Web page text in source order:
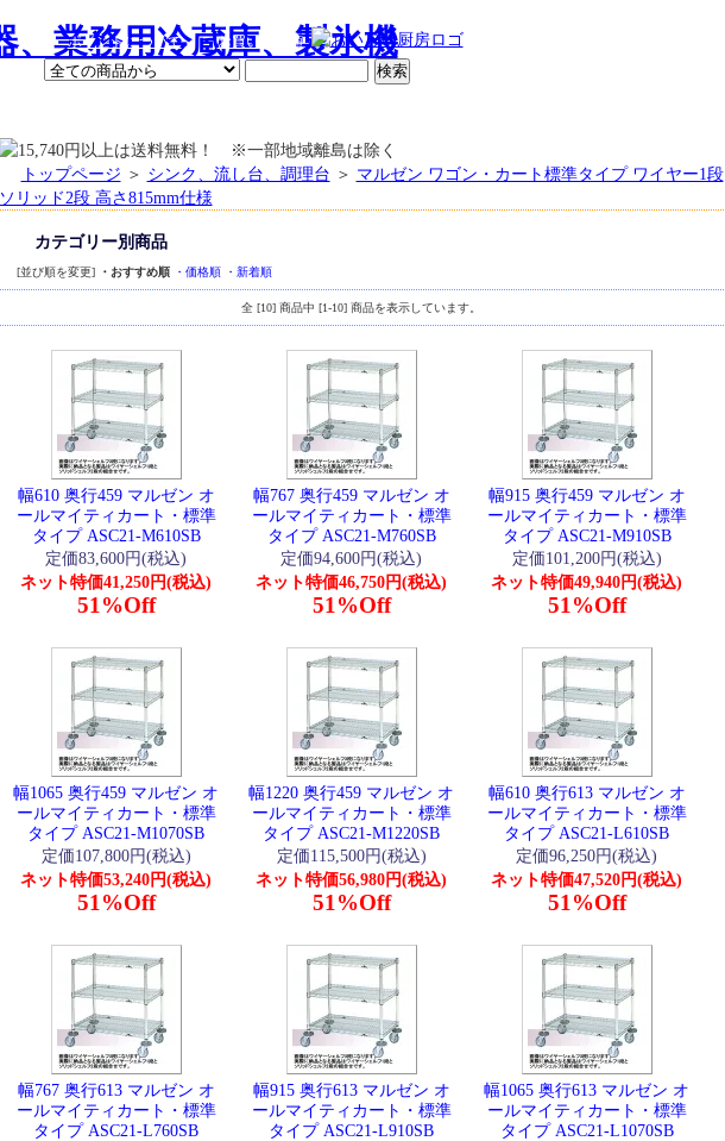
ポイントについて お買い物手順
トップページ ＞ シンク、流し台、調理台 ＞ マルゼン ワゴン・カート標準タイプ ワイヤー1段
ソリッド2段 高さ815mm仕様
カテゴリー別商品
[並び順を変更] ・おすすめ順 ・価格順 ・新着順
全 [10] 商品中 [1-10] 商品を表示しています。
幅610 奥行459 マルゼン オ
ールマイティカート・標準
タイプ ASC21-M610SB
定価83,600円(税込)
ネット特価41,250円(税込)
51%Off
幅767 奥行459 マルゼン オ
ールマイティカート・標準
タイプ ASC21-M760SB
定価94,600円(税込)
ネット特価46,750円(税込)
51%Off
幅915 奥行459 マルゼン オ
ールマイティカート・標準
タイプ ASC21-M910SB
定価101,200円(税込)
ネット特価49,940円(税込)
51%Off
幅1065 奥行459 マルゼン オ
ールマイティカート・標準
タイプ ASC21-M1070SB
定価107,800円(税込)
ネット特価53,240円(税込)
51%Off
幅1220 奥行459 マルゼン オ
ールマイティカート・標準
タイプ ASC21-M1220SB
定価115,500円(税込)
ネット特価56,980円(税込)
51%Off
幅610 奥行613 マルゼン オ
ールマイティカート・標準
タイプ ASC21-L610SB
定価96,250円(税込)
ネット特価47,520円(税込)
51%Off
幅767 奥行613 マルゼン オ
ールマイティカート・標準
タイプ ASC21-L760SB
幅915 奥行613 マルゼン オ
ールマイティカート・標準
タイプ ASC21-L910SB
幅1065 奥行613 マルゼン オ
ールマイティカート・標準
タイプ ASC21-L1070SB